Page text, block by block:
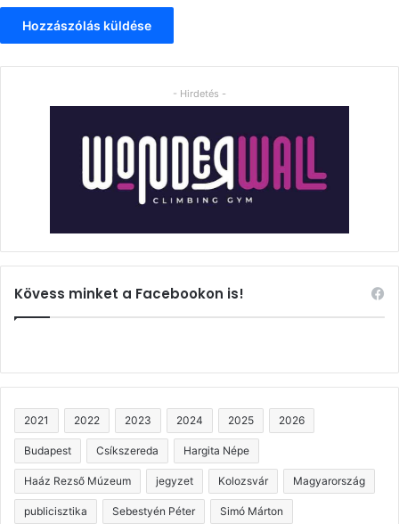
- Hirdetés -
Kövess minket a Facebookon is!
2021 2022 2023 2024 2025 2026
Budapest Csíkszereda Hargita Népe
Haáz Rezső Múzeum jegyzet Kolozsvár Magyarország
publicisztika Sebestyén Péter Simó Márton